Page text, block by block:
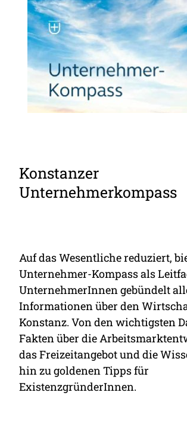
Konstanzer
Unternehmerkompass
Auf das Wesentliche reduziert,
Unternehmer-Kompass als
UnternehmerInnen gebündelt
Informationen über den
Konstanz. Von den wichtigsten
Fakten über die
das Freizeitangebot und die
hin zu goldenen Tipps für
ExistenzgründerInnen.